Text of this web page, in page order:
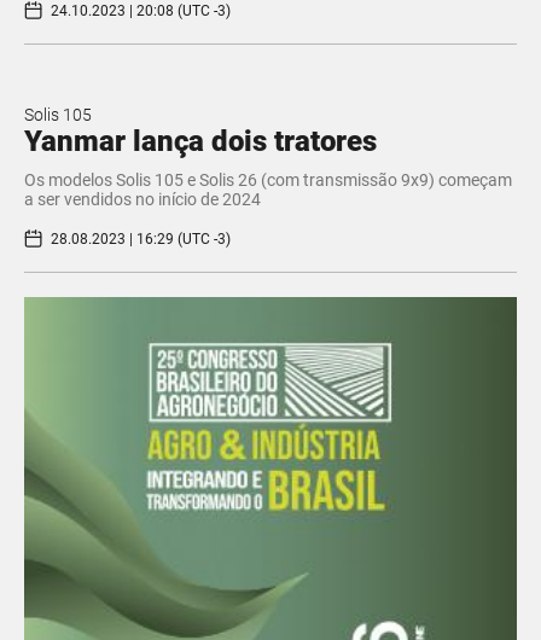
24.10.2023 | 20:08 (UTC -3)
Solis 105
Yanmar lança dois tratores
Os modelos Solis 105 e Solis 26 (com transmissão 9x9) começam
a ser vendidos no início de 2024
28.08.2023 | 16:29 (UTC -3)